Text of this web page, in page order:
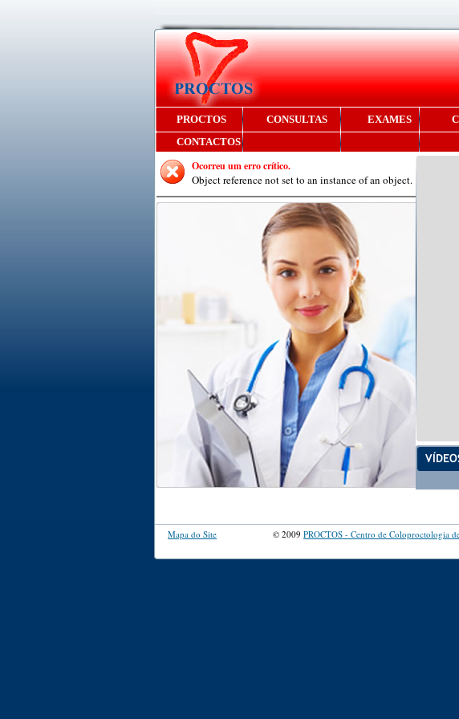
PROCTOS CONSULTAS EXAMES
CONTACTOS
Ocorreu um erro crítico.
Object reference not set to an instance of an object.
Mapa do Site © 2009 PROCTOS - Centro de Coloproctologia